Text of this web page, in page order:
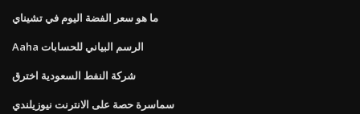
ما هو سعر الفضة اليوم في تشيناي
Aaha الرسم البياني للحسابات
شركة النفط السعودية اخترق
سماسرة حصة على الانترنت نيوزيلندي